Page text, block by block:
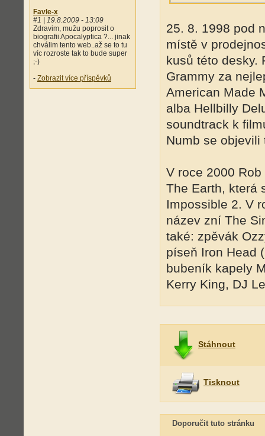
Favle-x
#1 | 19.8.2009 - 13:09
Zdravim, mužu poprosit o
biografii Apocalyptica ?... jinak
chválim tento web..až se to tu
víc rozroste tak to bude super
;-)
- Zobrazit více příspěvků
25. 8. 1998 pod
místě v
kusů této desky.
Grammy za
American Made
alba Hellbilly
soundtrack k
Numb se
V roce 2000
The Earth, která
Impossible 2. V
název zní The
také: zpěvák
píseň Iron Head
bubeník kapely
Kerry King, DJ
Stáhnout
Tisknout
Doporučit tuto stránku